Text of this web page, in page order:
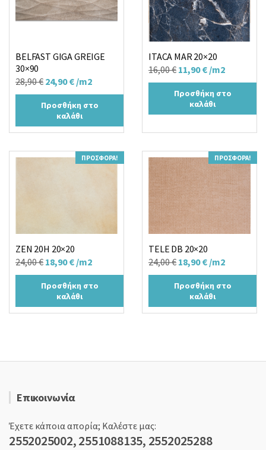
BELFAST GIGA GREIGE
30×90
28,90€ Original
price
was:
28,90 €.
24,90€Η
τρέχουσα
τιμή
είναι:
/m2
Προσθήκη στο
καλάθι
ITACA MAR 20×20
16,00€ Original
price
was:
16,00 €.
11,90€Η
τρέχουσα
τιμή
είναι:
/m2
Προσθήκη στο
καλάθι
ΠΡΟΣΦΟΡΆ!
ZEN 20H 20×20
24,00€ Original
price
was:
24,00 €.
18,90€Η
τρέχουσα
τιμή
είναι:
/m2
Προσθήκη στο
καλάθι
ΠΡΟΣΦΟΡΆ!
TELE DB 20×20
24,00€ Original
price
was:
24,00 €.
18,90€Η
τρέχουσα
τιμή
είναι:
/m2
Προσθήκη στο
καλάθι
Επικοινωνία
Έχετε κάποια απορία; Καλέστε μας:
2552025002, 2551088135, 2552025288